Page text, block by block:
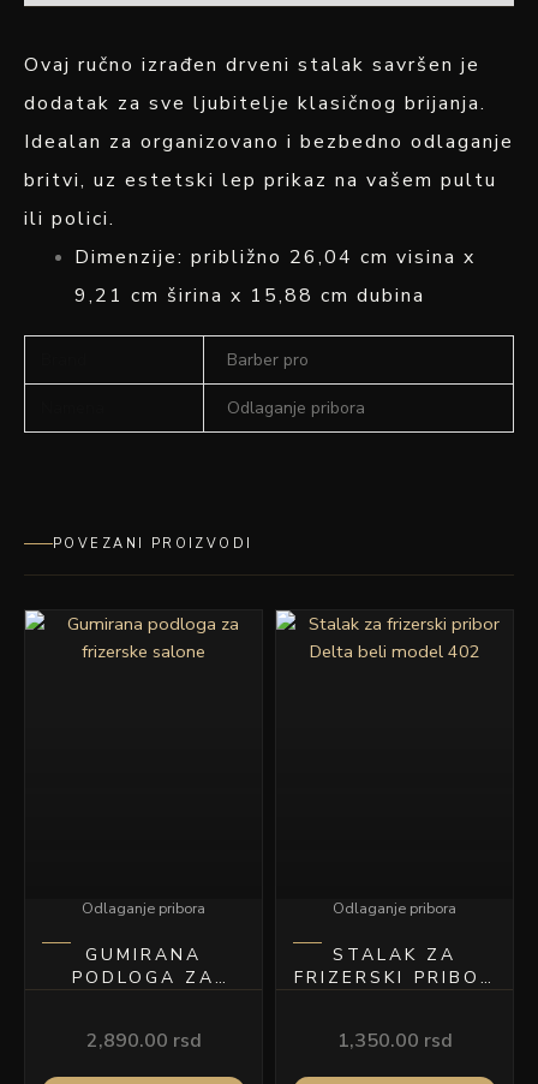
Ovaj ručno izrađen drveni stalak savršen je
dodatak za sve ljubitelje klasičnog brijanja.
Idealan za organizovano i bezbedno odlaganje
britvi, uz estetski lep prikaz na vašem pultu
ili polici.
Dimenzije: približno 26,04 cm visina x
9,21 cm širina x 15,88 cm dubina
Barber pro
Odlaganje pribora
POVEZANI PROIZVODI
Odlaganje pribora
GUMIRANA
PODLOGA ZA
2,890.00 rsd
Odlaganje pribora
STALAK ZA
FRIZERSKI PRIBOR
1,350.00 rsd